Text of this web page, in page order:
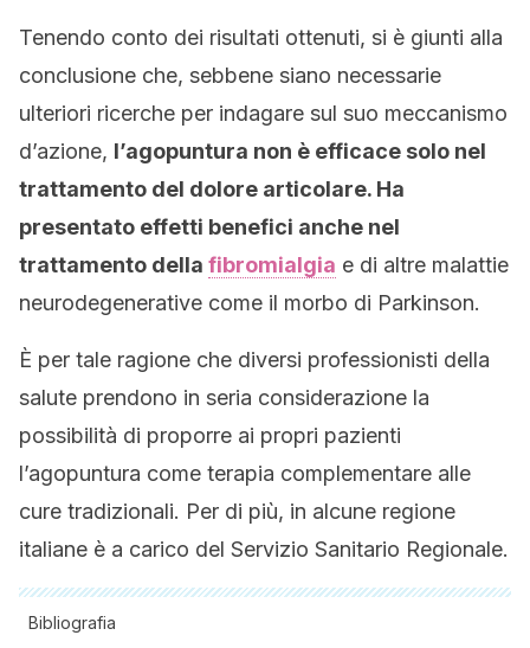
Tenendo conto dei risultati ottenuti, si è giunti alla
conclusione che, sebbene siano necessarie
ulteriori ricerche per indagare sul suo meccanismo
d’azione, l’agopuntura non è efficace solo nel
trattamento del dolore articolare. Ha
presentato effetti benefici anche nel
trattamento della fibromialgia e di altre malattie
neurodegenerative come il morbo di Parkinson.
È per tale ragione che diversi professionisti della
salute prendono in seria considerazione la
possibilità di proporre ai propri pazienti
l’agopuntura come terapia complementare alle
cure tradizionali. Per di più, in alcune regione
italiane è a carico del Servizio Sanitario Regionale.
Bibliografia